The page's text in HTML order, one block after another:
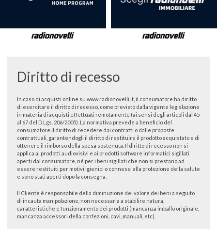
Diritto di recesso
In caso di acquisti online su www.radionovelli.it, il consumatore ha diritto
di esercitare il diritto di recesso, come previsto dalla vigente legislazione
in materia di acquisti effettuati remotamente (ai sensi degli articoli dal 45
al 67 del D.Lgs. 206/2005). La normativa prevede a beneficio del
consumatore il diritto di recedere dai contratti o dalle proposte
contrattuali, garantendogli il diritto di restituire il prodotto acquistato e di
ottenere il rimborso della spesa sostenuta. Il diritto di recesso non si
applica ai prodotti audiovisivi e ai prodotti software informatici sigillati
aperti dal consumatore, né per i beni sigillati che non si prestano ad
essere restituiti per motivi igienici o connessi alla protezione della salute
e sono stati aperti dopo la consegna.
Il Cliente è responsabile della diminuzione del valore dei beni a seguito
di incauta manipolazione, non necessaria a stabilire natura,
caratteristiche e funzionamento dei prodotti (mancanza imballo originale,
mancanza accessori della confezioni, cavi, manuali, etc).